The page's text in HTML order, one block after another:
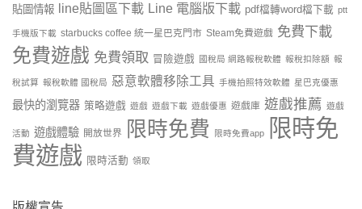
貼圖情報 line貼圖區下載 Line 電腦版下載 pdf檔轉word檔下載 ptt
手機版下載 starbucks coffee 統一星巴克門市 Steam免費遊戲 免費下載
免費遊戲 免費領取 冒險遊戲 國稅局 網路報稅軟體 報稅扣除額 報
稅試算 報稅軟體 國稅局 惡意軟體移除工具 手機拍照特效軟體 星巴克優惠
最快的瀏覽器 策略遊戲 遊戲 遊戲下載 遊戲優惠 遊戲庫 遊戲推薦 遊戲
活動 遊戲體驗 開放世界 限時免費 限時免費app
限時免
費遊戲 限時活動 領取